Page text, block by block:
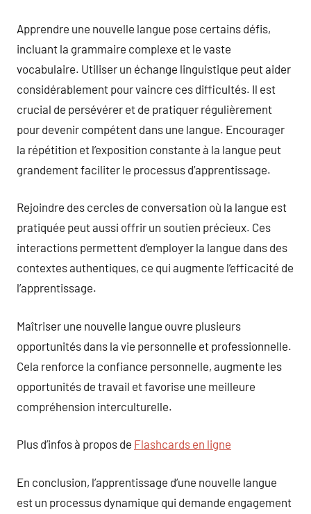
Apprendre une nouvelle langue pose certains défis,
incluant la grammaire complexe et le vaste
vocabulaire. Utiliser un échange linguistique peut aider
considérablement pour vaincre ces difficultés. Il est
crucial de persévérer et de pratiquer régulièrement
pour devenir compétent dans une langue. Encourager
la répétition et l’exposition constante à la langue peut
grandement faciliter le processus d’apprentissage.
Rejoindre des cercles de conversation où la langue est
pratiquée peut aussi offrir un soutien précieux. Ces
interactions permettent d’employer la langue dans des
contextes authentiques, ce qui augmente l’efficacité de
l’apprentissage.
Maîtriser une nouvelle langue ouvre plusieurs
opportunités dans la vie personnelle et professionnelle.
Cela renforce la confiance personnelle, augmente les
opportunités de travail et favorise une meilleure
compréhension interculturelle.
Plus d’infos à propos de Flashcards en ligne
En conclusion, l’apprentissage d’une nouvelle langue
est un processus dynamique qui demande engagement